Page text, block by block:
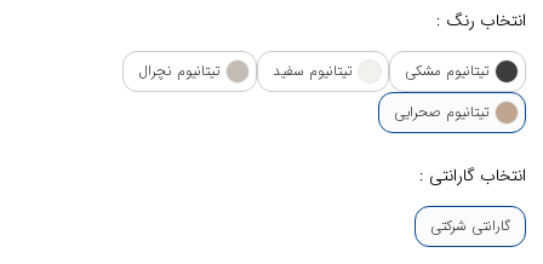
انتخاب رنگ :
تیتانیوم مشکی تیتانیوم سفید
تیتانیوم نچرال
تیتانیوم صحرایی
انتخاب گارانتی :
گارانتی شرکتی